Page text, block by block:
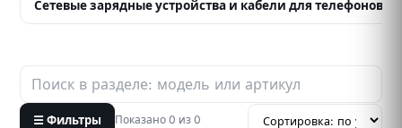
Сетевые зарядные устройства и кабели для телефонов
☰ Фильтры Показано 0 из 0